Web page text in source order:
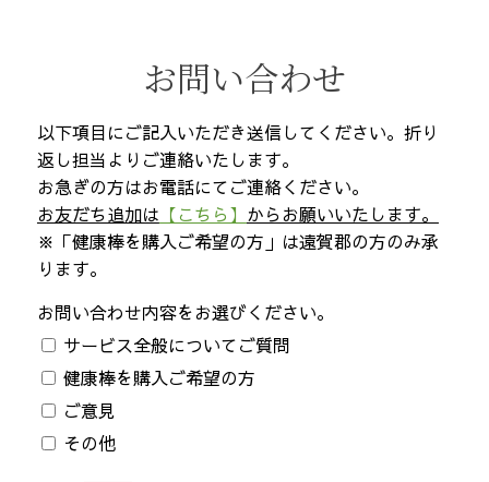
お問い合わせ
以下項目にご記入いただき送信してください。折り
返し担当よりご連絡いたします。
お急ぎの方はお電話にてご連絡ください。
お友だち追加は 【こちら】
からお願いいたします。
※「健康棒を購入ご希望の方」は遠賀郡の方のみ承
ります。
お問い合わせ内容をお選びください。
サービス全般についてご質問
健康棒を購入ご希望の方
ご意見
その他